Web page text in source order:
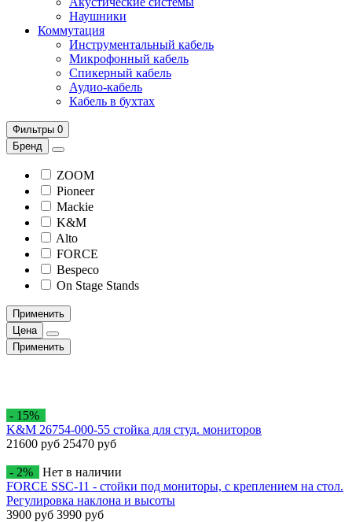
Наушники
Коммутация
Инструментальный кабель
Микрофонный кабель
Спикерный кабель
Аудио-кабель
Кабель в бухтах
Фильтры 0
Бренд
ZOOM
Pioneer
Mackie
K&M
Alto
FORCE
Bespeco
On Stage Stands
Применить
Цена
Применить
- 15%
K&M 26754-000-55 стойка для студ. мониторов
21600 руб 25470 руб
- 2%
Нет в наличии
FORCE SSC-11 - стойки под мониторы, с креплением на стол.
Регулировка наклона и высоты
3900 руб 3990 руб